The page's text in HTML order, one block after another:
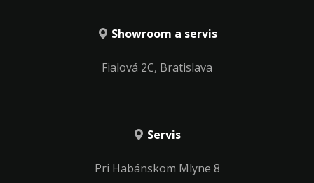
Showroom a servis
Fialová 2C, Bratislava
Servis
Pri Habánskom Mlyne 8